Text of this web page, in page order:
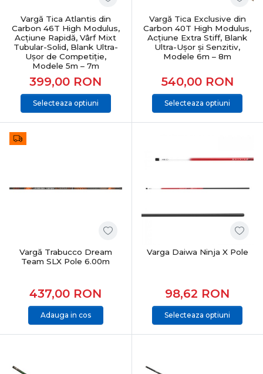
Vargă Tica Atlantis din
Carbon 46T High Modulus,
Acțiune Rapidă, Vârf Mixt
Tubular-Solid, Blank Ultra-
Ușor de Competiție,
Modele 5m – 7m
399,00 RON
Selecteaza optiuni
Vargă Tica Exclusive din
Carbon 40T High Modulus,
Acțiune Extra Stiff, Blank
Ultra-Ușor și Senzitiv,
Modele 6m – 8m
540,00 RON
Selecteaza optiuni
Vargă Trabucco Dream
Team SLX Pole 6.00m
437,00 RON
Adauga in cos
Varga Daiwa Ninja X Pole
98,62 RON
Selecteaza optiuni